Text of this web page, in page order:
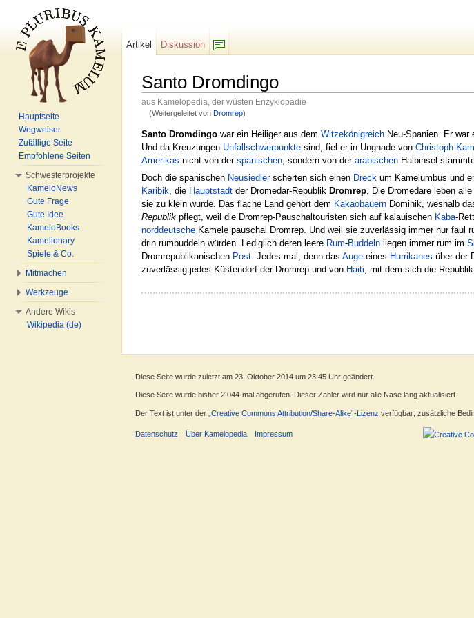
Santo Dromdingo
aus Kamelopedia, der wüsten Enzyklopädie
(Weitergeleitet von Dromrep)
Santo Dromdingo war ein Heiliger aus dem Witzekönigreich Neu-Spanien. Er war
Und da Kreuzungen Unfallschwerpunkte sind, fiel er in Ungnade von Christoph
Amerikas nicht von der spanischen , sondern von der arabischen Halbinsel
Doch die spanischen Neusiedlerscherten sich einen Dreck um Kamelumbus und
Karibik , die Hauptstadt der Dromedar-Republik Dromrep . Die Dromedare leben
sie zu klein wurde. Das flache Land gehört dem Kakaobauern Dominik, weshalb
Republik pflegt, weil die Dromrep-Pauschaltouristen sich auf kalauischen Kaba-
norddeutsche Kamele pauschal Dromrep. Und weil sie zuverlässig immer nur faul
drin rumbuddeln würden. Lediglich deren leere Rum-Buddeln liegen immer rum im
Dromrepublikanischen Post . Jedes mal, denn das Auge eines Hurrikanes über der
zuverlässig jedes Küstendorf der Dromrep und von Haiti , mit dem sich die
Artikel
Diskussion
Hauptseite
Wegweiser
Zufällige Seite
Empfohlene Seiten
Schwesterprojekte
KameloNews
Gute Frage
Gute Idee
KameloBooks
Kamelionary
Spiele & Co.
Mitmachen
Werkzeuge
Andere Wikis
Wikipedia (de)
Diese Seite wurde zuletzt am 23. Oktober 2014 um 23:45 Uhr geändert.
Diese Seite wurde bisher 2.044-mal abgerufen. Dieser Zähler wird nur alle Nase lang aktualisiert.
Der Text ist unter der „Creative Commons Attribution/Share-Alike“-Lizenz verfügbar; zusätzliche
Datenschutz Über Kamelopedia Impressum